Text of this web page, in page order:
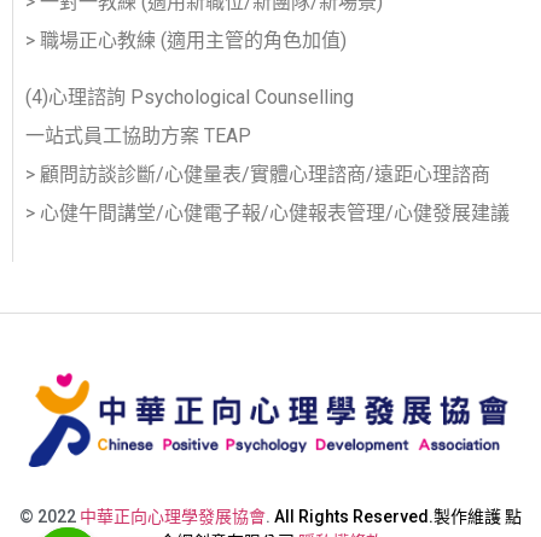
> 職場正心教練 (適用主管的角色加值)
(4)心理諮詢 Psychological Counselling
一站式員工協助方案 ​TEAP
> 顧問訪談診斷/心健量表/實體心理諮商/遠距心理諮商
> 心健午間講堂/心健電子報/心健報表管理/心健發展建議
© 2022 中華正向心理學發展協會. All Rights Reserved.製作維護點